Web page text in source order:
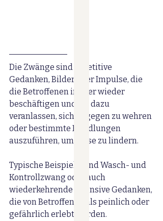
Die Zwänge sind repetitive
Gedanken, Bilder oder Impulse, die
die Betroffenen immer wieder
beschäftigen und sie dazu
veranlassen, sich dagegen zu wehren
oder bestimmte Handlungen
auszuführen, um diese zu lindern.
Typische Beispiele sind Wasch- und
Kontrollzwang oder auch
wiederkehrende intensive Gedanken,
die von Betroffenen als peinlich oder
gefährlich erlebt werden.